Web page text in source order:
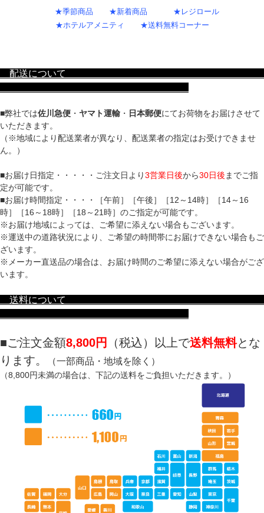
★季節商品 ★新着商品
★レジロール
★ホテルアメニティ
★送料無料コーナー
配送について
■弊社では佐川急便 ・ ヤマト運輸 ・ 日本郵便にてお荷物をお届けさせて
いただきます。
（※地域により配送業者が異なり、配送業者の指定はお受けできませ
ん。）
■お届け日指定・・・・・ご注文日より3営業日後から30日後までご指
定が可能です。
■お届け時間指定・・・・［午前］［午後］［12～14時］［14～16
時］［16～18時］［18～21時］のご指定が可能です。
※お届け地域によっては、ご希望に添えない場合もございます。
※運送中の道路状況により、ご希望の時間帯にお届けできない場合もご
ざいます。
※メーカー直送品の場合は、お届け時間のご希望に添えない場合がござ
います。
送料について
■ご注文金額8,800円 （税込）以上で送料無料とな
ります。
（一部商品・地域を除く）
（8,800円未満の場合は、下記の送料をご負担いただきます。）